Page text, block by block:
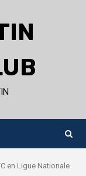
en Ligue Nationale